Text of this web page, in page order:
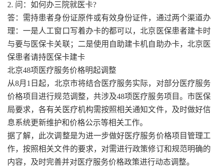
2. 问：如何办三院就医卡?
答：需持患者身份证原件或有效身份证件，通过两个渠道办
理：一是人工窗口写着办卡的都可以，北京医保患者建卡时
与要与医保卡关联；二是使用自助建卡机自助办卡，北京医
保患者请持医保卡建卡
北京48项医疗服务价格明起调整
从8月1日起，北京市将结合医疗服务实际，对部分医疗服务
价格项目进行规范调整，共涉及48项医疗服务项目。市医保
局要求，各有关医疗机构需按照相关通知文件，及时做好信
息系统更新维护和价格公示等相关工作。
据了解，此次调整是为进一步做好医疗服务价格项目管理工
作，按照相关文件的要求，对需进行政策修订和规范明确的
内容，及时完善并对医疗服务价格政策进行动态调整。